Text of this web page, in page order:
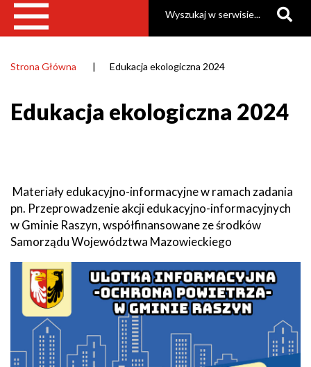
Strona Główna Edukacja ekologiczna 2024
Edukacja ekologiczna 2024
Materiały edukacyjno-informacyjne w ramach zadania
pn. Przeprowadzenie akcji edukacyjno-informacyjnych
w Gminie Raszyn, współfinansowane ze środków
Samorządu Województwa Mazowieckiego